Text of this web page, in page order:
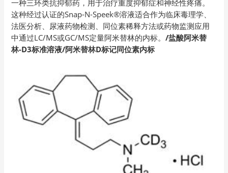
一种三环类抗抑郁药，用于治疗重度抑郁症和神经性疼痛。
这种经过认证的Snap-N-Speek®溶液适合作为临床毒理学、
法医分析、尿液药物检测、同位素稀释方法或药物监测应用
中通过LC/MS或GC/MS定量阿米替林的内标。/盐酸阿米替
林-D3标准溶液/阿米替林D标记同位素内标